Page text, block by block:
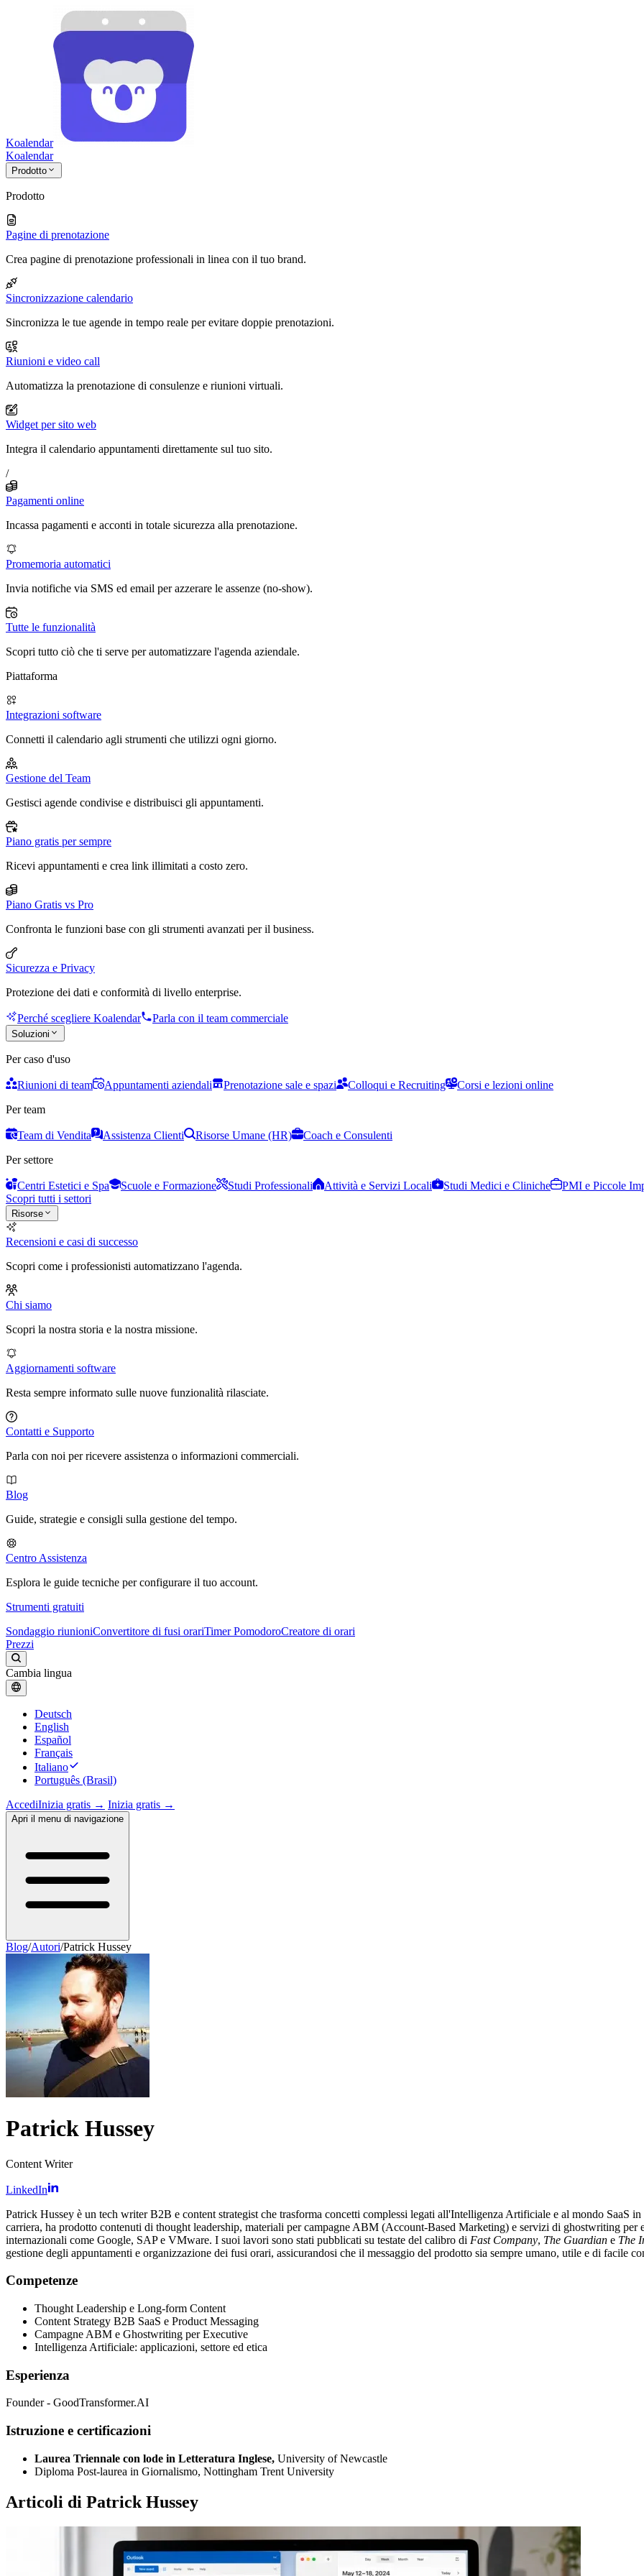
Koalendar
Koalendar
Prodotto
Prodotto
Pagine di prenotazione
Crea pagine di prenotazione professionali in linea con il tuo brand.
Sincronizzazione calendario
Sincronizza le tue agende in tempo reale per evitare doppie prenotazioni.
Riunioni e video call
Automatizza la prenotazione di consulenze e riunioni virtuali.
Widget per sito web
Integra il calendario appuntamenti direttamente sul tuo sito.
/
Pagamenti online
Incassa pagamenti e acconti in totale sicurezza alla prenotazione.
Promemoria automatici
Invia notifiche via SMS ed email per azzerare le assenze (no-show).
Tutte le funzionalità
Scopri tutto ciò che ti serve per automatizzare l'agenda aziendale.
Piattaforma
Integrazioni software
Connetti il calendario agli strumenti che utilizzi ogni giorno.
Gestione del Team
Gestisci agende condivise e distribuisci gli appuntamenti.
Piano gratis per sempre
Ricevi appuntamenti e crea link illimitati a costo zero.
Piano Gratis vs Pro
Confronta le funzioni base con gli strumenti avanzati per il business.
Sicurezza e Privacy
Protezione dei dati e conformità di livello enterprise.
Perché scegliere Koalendar Parla con il team commerciale
Soluzioni
Per caso d'uso
Riunioni di team Appuntamenti aziendali Prenotazione sale e spazi Colloqui e Recruiting
Corsi e lezioni online
Per team
Team di Vendita Assistenza Clienti Risorse Umane (HR)
Coach e Consulenti
Per settore
Centri Estetici e Spa Scuole e Formazione Studi Professionali Attività e Servizi Locali Studi Medici e Cliniche
PMI e Piccole
Scopri tutti i settori
Risorse
Recensioni e casi di successo
Scopri come i professionisti automatizzano l'agenda.
Chi siamo
Scopri la nostra storia e la nostra missione.
Aggiornamenti software
Resta sempre informato sulle nuove funzionalità rilasciate.
Contatti e Supporto
Parla con noi per ricevere assistenza o informazioni commerciali.
Blog
Guide, strategie e consigli sulla gestione del tempo.
Centro Assistenza
Esplora le guide tecniche per configurare il tuo account.
Strumenti gratuiti
Sondaggio riunioniConvertitore di fusi orariTimer PomodoroCreatore di orari
Prezzi
Cambia lingua
Deutsch
English
Español
Français
Italiano
Português (Brasil)
AccediInizia gratis → Inizia gratis →
Apri il menu di navigazione
Blog/Autori/Patrick Hussey
Patrick Hussey
Content Writer
LinkedIn
Patrick Hussey è un tech writer B2B e content strategist che trasforma concetti complessi legati all'Intelligenza Artificiale e al mondo SaaS
carriera, ha prodotto contenuti di thought leadership, materiali per campagne ABM (Account-Based Marketing) e servizi di ghostwriting per
internazionali come Google, SAP e VMware. I suoi lavori sono stati pubblicati su testate del calibro di Fast Company, The Guardian e The
gestione degli appuntamenti e organizzazione dei fusi orari, assicurandosi che il messaggio del prodotto sia sempre umano, utile e di facile
Competenze
Thought Leadership e Long-form Content
Content Strategy B2B SaaS e Product Messaging
Campagne ABM e Ghostwriting per Executive
Intelligenza Artificiale: applicazioni, settore ed etica
Esperienza
Founder - GoodTransformer.AI
Istruzione e certificazioni
Laurea Triennale con lode in Letteratura Inglese, University of Newcastle
Diploma Post-laurea in Giornalismo, Nottingham Trent University
Articoli di Patrick Hussey